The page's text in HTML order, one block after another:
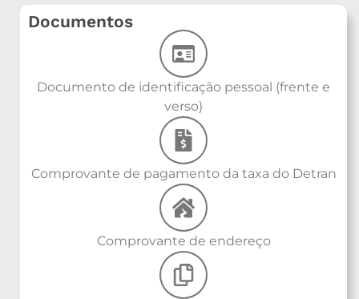
Documentos
Documento de identificação pessoal (frente e
verso)
Comprovante de pagamento da taxa do Detran
Comprovante de endereço